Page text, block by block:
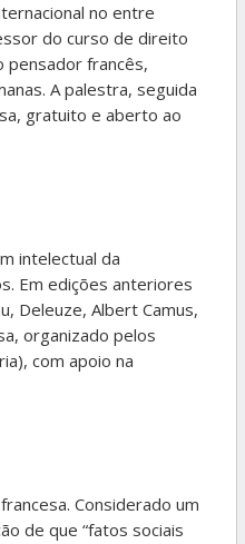
no entre
do curso de direito
pensador francês,
A palestra, seguida
gratuito e aberto ao
intelectual da
Em edições anteriores
Deleuze, Albert Camus,
organizado pelos
com apoio na
Considerado um
de que “fatos sociais